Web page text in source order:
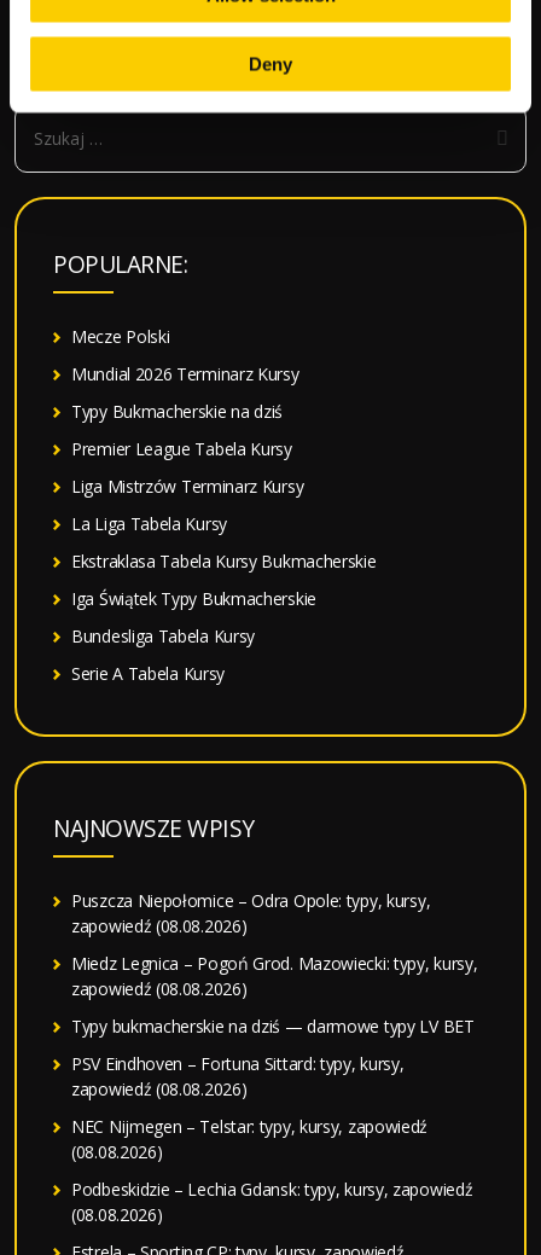
Deny
wpisy
SZUKAJ
S
k
POPULARNE:
Mecze Polski
Mundial 2026 Terminarz Kursy
Typy Bukmacherskie na dziś
Premier League Tabela Kursy
Liga Mistrzów Terminarz Kursy
La Liga Tabela Kursy
Ekstraklasa Tabela Kursy Bukmacherskie
Iga Świątek Typy Bukmacherskie
Bundesliga Tabela Kursy
Serie A Tabela Kursy
NAJNOWSZE WPISY
Puszcza Niepołomice – Odra Opole: typy, kursy,
zapowiedź (08.08.2026)
Miedz Legnica – Pogoń Grod. Mazowiecki: typy, kursy,
zapowiedź (08.08.2026)
Typy bukmacherskie na dziś — darmowe typy LV BET
PSV Eindhoven – Fortuna Sittard: typy, kursy,
zapowiedź (08.08.2026)
NEC Nijmegen – Telstar: typy, kursy, zapowiedź
(08.08.2026)
Podbeskidzie – Lechia Gdansk: typy, kursy, zapowiedź
(08.08.2026)